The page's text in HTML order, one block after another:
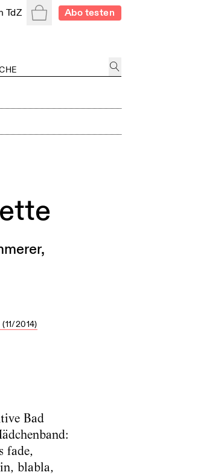
TdZ WarenkorbAbo testen
2014)
Bad
fade,
blabla,